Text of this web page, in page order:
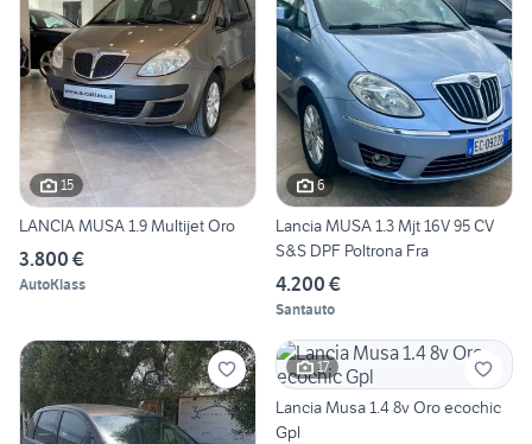
15
LANCIA MUSA 1.9 Multijet Oro
3.800 €
AutoKlass
6
Lancia MUSA 1.3 Mjt 16V 95 CV
S&S DPF Poltrona Fra
4.200 €
Santauto
17
Lancia Musa 1.4 8v Oro ecochic
Gpl